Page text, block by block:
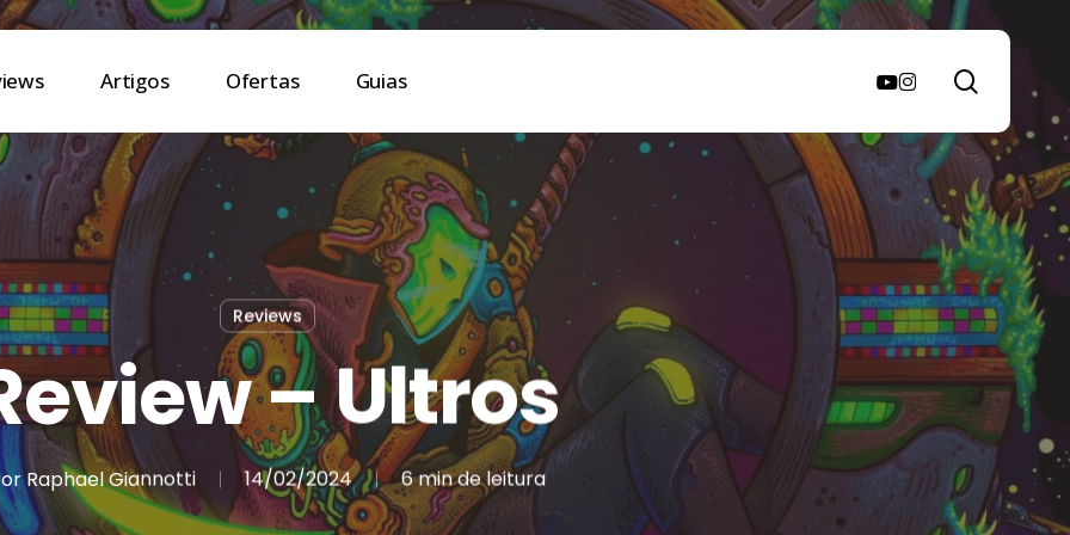
Artigos Ofertas Guias youtube
instagram
Reviews
– Ultros
Raphael Giannotti 14/02/2024 6 min de leitura